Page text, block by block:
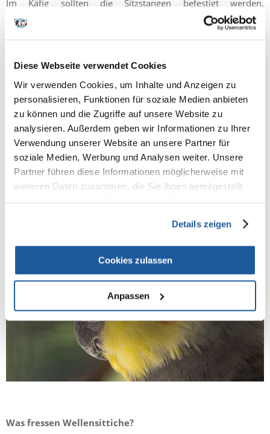
Diese Webseite verwendet Cookies
Wir verwenden Cookies, um Inhalte und Anzeigen zu
personalisieren, Funktionen für soziale Medien anbieten
zu können und die Zugriffe auf unsere Website zu
analysieren. Außerdem geben wir Informationen zu Ihrer
Verwendung unserer Website an unsere Partner für
soziale Medien, Werbung und Analysen weiter. Unsere
Partner führen diese Informationen möglicherweise mit
weiteren Daten zusammen, die Sie ihnen bereitgestellt
Details zeigen
Cookies zulassen
Anpassen
Im Käfig sollten die Sitzstangen befestigt werden,
vorzugsweise aus Holz. Wellensittiche können keine
Langeweile ertragen, deshalb sollten sie auch verschiedene
vorhanden sein. Im Interesse der Sicherheit der Papageien
ihres Kots ist es am besten, den Boden mit nicht bedrucktem
Papier abzudecken.
Wellensittiche können nicht die ganze Zeit im Käfig bleiben.
Damit sie ihr Wohlbefinden und ihre Gesundheit erhalten
können, müssen sie mindestens alle paar Tage einmal
"ausfliegen". Der Raum muss so gesichert werden, dass sich
der Papagei nicht verletzt – so sollte man die Fenster, Türen
zu einer Küche schließen.
Was fressen Wellensittiche?